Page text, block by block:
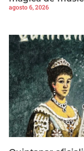
agosto 6, 2026